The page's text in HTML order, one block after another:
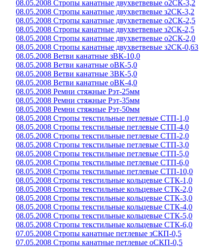
08.05.2008 Стропы канатные двухветвевые о2СК-3,2
08.05.2008 Стропы канатные двухветвевые з2СК-3,2
08.05.2008 Стропы канатные двухветвевые о2СК-2,5
08.05.2008 Стропы канатные двухветвевые з2СК-2,5
08.05.2008 Стропы канатные двухветвевые о2СК-2,0
08.05.2008 Стропы канатные двухветвевые з2СК-0,63
08.05.2008 Ветви канатные зВК-10,0
08.05.2008 Ветви канатные оВК-5,0
08.05.2008 Ветви канатные 3ВК-5,0
08.05.2008 Ветви канатные оВК-4,0
08.05.2008 Ремни стяжные Рэт-25мм
08.05.2008 Ремни стяжные Рэт-35мм
08.05.2008 Ремни стяжные Рэт-50мм
08.05.2008 Стропы текстильные петлевые СТП-1,0
08.05.2008 Стропы текстильные петлевые СТП-4,0
08.05.2008 Стропы текстильные петлевые СТП-2,0
08.05.2008 Стропы текстильные петлевые СТП-3,0
08.05.2008 Стропы текстильные петлевые СТП-5,0
08.05.2008 Стропы текстильные петлевые СТП-6,0
08.05.2008 Стропы текстильные петлевые СТП-10,0
08.05.2008 Стропы текстильные кольцевые СТК-1,0
08.05.2008 Стропы текстильные кольцевые СТК-2,0
08.05.2008 Стропы текстильные кольцевые СТК-3,0
08.05.2008 Стропы текстильные кольцевые СТК-4,0
08.05.2008 Стропы текстильные кольцевые СТК-5,0
08.05.2008 Стропы текстильные кольцевые СТК-6,0
07.05.2008 Стропы канатные петлевые зСКП-0,5
07.05.2008 Стропы канатные петлевые оСКП-0,5